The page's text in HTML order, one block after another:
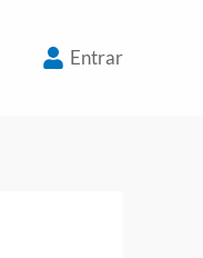
Entrar